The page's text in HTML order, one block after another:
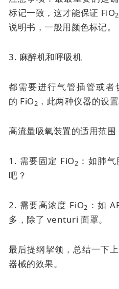
标记一致，这才能保证 FiO2
说明书，一般用颜色标记。
3. 麻醉机和呼吸机
都需要进行气管插管或
的 FiO2 ，此两种仪器的设
高流量吸氧装置的适用范围
1. 需要固定 FiO2 ：如肺
吧？
2. 需要高浓度 FiO2 ：如
多，除了 venturi 面罩。
最后提纲挈领，总结一下
器械的效果。